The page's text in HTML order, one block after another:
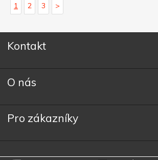
1 2 3 >
Kontakt
O nás
Pro zákazníky